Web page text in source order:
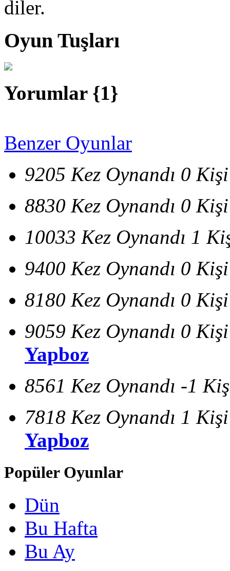
diler.
Oyun Tuşları
Yorumlar {1}
Benzer Oyunlar
9205 Kez Oynandı 0
8830 Kez Oynandı 0
10033 Kez Oynandı 1
9400 Kez Oynandı 0
8180 Kez Oynandı 0
9059 Kez Oynandı 0
Yapboz
8561 Kez Oynandı -1
7818 Kez Oynandı 1
Yapboz
Popüler Oyunlar
Dün
Bu Hafta
Bu Ay